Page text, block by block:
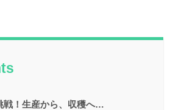
戦！生産から、収穫へ…